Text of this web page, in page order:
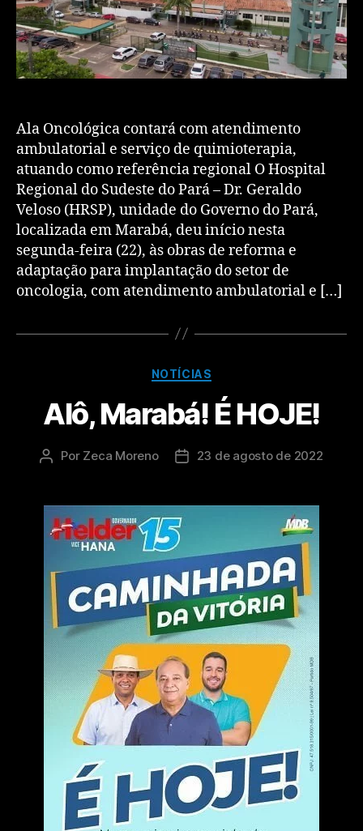
Ala Oncológica contará com atendimento
ambulatorial e serviço de quimioterapia,
atuando como referência regional O Hospital
Regional do Sudeste do Pará – Dr. Geraldo
Veloso (HRSP), unidade do Governo do Pará,
localizada em Marabá, deu início nesta
segunda-feira (22), às obras de reforma e
adaptação para implantação do setor de
oncologia, com atendimento ambulatorial e […]
NOTÍCIAS
Alô, Marabá! É HOJE!
Por Zeca Moreno 23 de agosto de 2022